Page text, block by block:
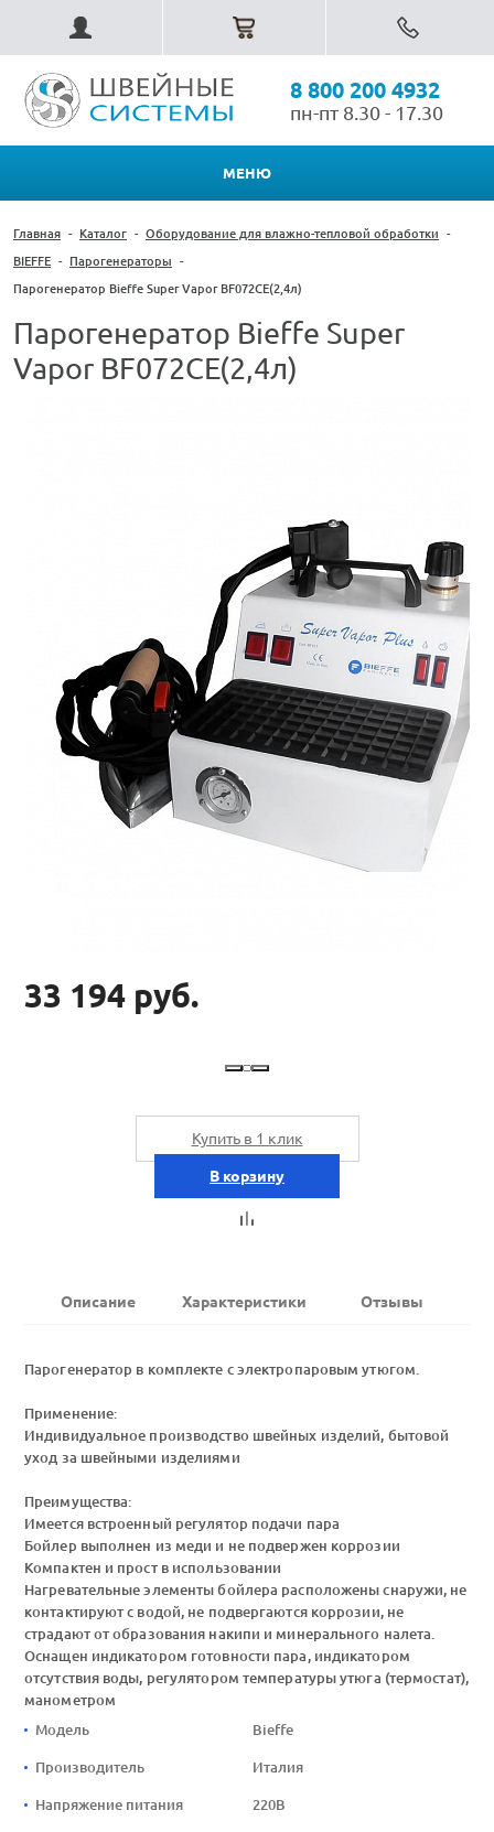
8 800 200 4932
пн-пт 8.30 - 17.30
МЕНЮ
Главная - Каталог - Оборудование для влажно-тепловой обработки -
BIEFFE - Парогенераторы -
Парогенератор Bieffe Super Vapor BF072CE(2,4л)
Парогенератор Bieffe Super
Vapor BF072CE(2,4л)
33 194 руб.
Купить в 1 клик
В корзину
Описание Характеристики Отзывы
Парогенератор в комплекте с электропаровым утюгом.
Применение:
Индивидуальное производство швейных изделий, бытовой
уход за швейными изделиями
Преимущества:
Имеется встроенный регулятор подачи пара
Бойлер выполнен из меди и не подвержен коррозии
Компактен и прост в использовании
Нагревательные элементы бойлера расположены снаружи, не
контактируют с водой, не подвергаются коррозии, не
страдают от образования накипи и минерального налета.
Оснащен индикатором готовности пара, индикатором
отсутствия воды, регулятором температуры утюга (термостат),
манометром
Модель
Bieffe
Производитель Италия
Напряжение питания 220В